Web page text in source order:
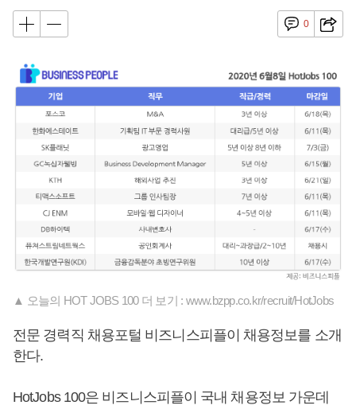
0
▲ 오늘의 HOT JOBS 100 더 보기 : www.bzpp.co.kr/recruit/HotJobs
전문 경력직 채용포털 비즈니스피플이 채용정보를 소개
한다.
HotJobs 100은 비즈니스피플이 국내 채용정보 가운데